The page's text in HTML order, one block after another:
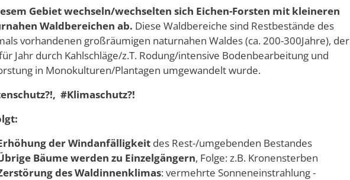
Gebiet wechseln/wechselten sich Eichen-Forsten mit kleineren
Waldbereichen ab. Diese Waldbereiche sind Restbestände des
vorhandenen großräumigen naturnahen Waldes (ca. 200-300Jahre), der
Jahr durch Kahlschläge/z.T. Rodung/intensive Bodenbearbeitung und
in Monokulturen/Plantagen umgewandelt wurde.
#Klimaschutz?!
der Windanfälligkeit des Rest-/umgebenden Bestandes
Bäume werden zu Einzelgängern, Folge: z.B. Kronensterben
des Waldinnenklimas: vermehrte Sonneneinstrahlung -